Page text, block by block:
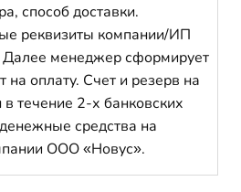
способ доставки.
реквизиты компании/ИП
менеджер сформирует
на оплату. Счет и резерв на
в течение 2-х банковских
средства на
ООО «Новус».